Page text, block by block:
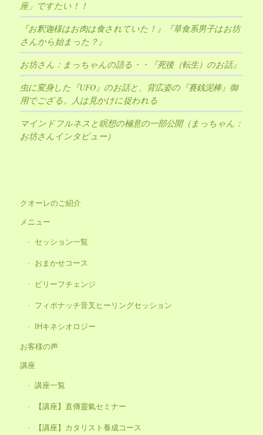
座」ですたい！！
『お釈迦様はお肉は食されていた！』『草食系男子はお坊
さんから始まった？』
お坊さん：まっちゃんの語る・・『死後（転生）のお話』
虫に変身した『UFO』のお話と、背広姿の『賽銭泥棒』御
用でござる。人は見かけに捉われる
マインドフルネスと瞑想の極意の一部公開（まっちゃん：
お坊さんインタビュー）
クオーレのご紹介
メニュー
セッション一覧
おまかせコース
ビリーフチェンジ
フィボナッチ音叉ヒーリングセッション
IHキネシオロジー
お客様の声
講座
講座一覧
【講座】直傳靈氣セミナー
【講座】カタリスト養成コース